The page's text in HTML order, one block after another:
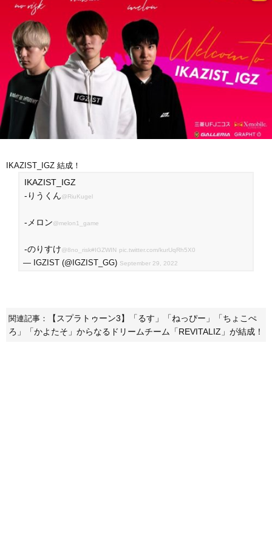
IKAZIST_IGZ 結成！
IKAZIST_IGZ
-りうくん@RiuKugel
-メロン@melon1_game
-のりすけ@8no_risk#IGZWIN pic.twitter.com/kurUqRh5X0
— IGZIST (@IGZIST_GG) September 29, 2022
関連記事：
【スプラトゥーン3】「るす」「ねっぴー」「ちょこぺ
ろ」「かよたそ」からなるドリームチーム「REVITALIZ」が結成！